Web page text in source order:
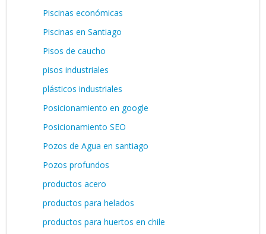
Piscinas económicas
Piscinas en Santiago
Pisos de caucho
pisos industriales
plásticos industriales
Posicionamiento en google
Posicionamiento SEO
Pozos de Agua en santiago
Pozos profundos
productos acero
productos para helados
productos para huertos en chile